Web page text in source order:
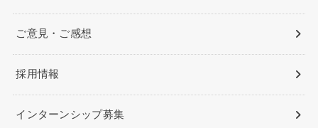
ご意見・ご感想
採用情報
インターンシップ募集